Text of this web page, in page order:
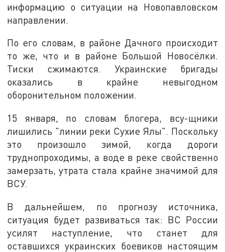
информацию о ситуации на Новопавловском
направлении.
По его словам, в районе Дачного происходит
то же, что и в районе Большой Новосёлки.
Тиски сжимаются. Украинские бригады
оказались в крайне невыгодном
оборонительном положении.
15 января, по словам блогера, всу-щники
лишились "линии реки Сухие Ялы". Поскольку
это произошло зимой, когда дороги
труднопроходимы, а воде в реке свойственно
замерзать, утрата стала крайне значимой для
ВСУ.
В дальнейшем, по прогнозу источника,
ситуация будет развиваться так: ВС России
усилят наступление, что станет для
оставшихся украинских боевиков настоящим